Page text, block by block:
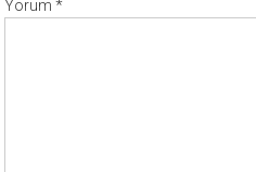
Yorum*